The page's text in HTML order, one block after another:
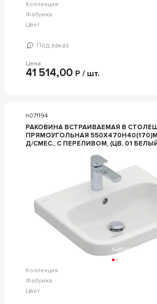
Коллекция
Фабрика
Цвет
Под заказ
Цена
41 514,00 Р / шт.
n071194
РАКОВИНА ВСТРАИВАЕМАЯ В
ПРЯМОУГОЛЬНАЯ
Д/СМЕС., С ПЕРЕЛИВОМ, (ЦВ. 01 БЕЛЫЙ),
Коллекция
Фабрика
Цвет